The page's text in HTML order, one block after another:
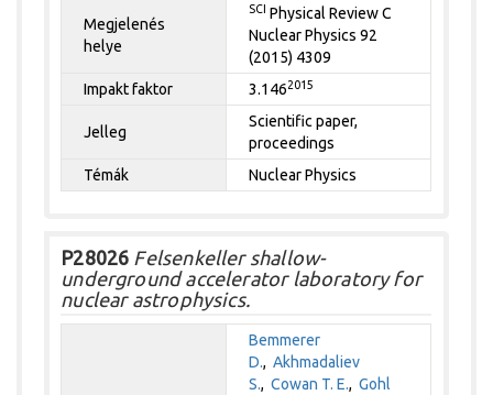
Megjelenés
helye
SCI Physical Review C
Nuclear Physics 92
(2015) 4309
Impakt faktor
3.1462015
Jelleg
Scientific paper,
proceedings
Témák
Nuclear Physics
P28026 Felsenkeller shallow-
underground accelerator laboratory for
nuclear astrophysics.
Bemmerer
D.,Akhmadaliev
S.,Cowan T. E.,Gohl